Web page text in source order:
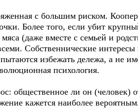
с большим риском.
Более того, если убит
(даже вместе с семьей и
Собственнические
избежать дележа, а не
психология.
общественное ли он (человек)
кажется наиболее